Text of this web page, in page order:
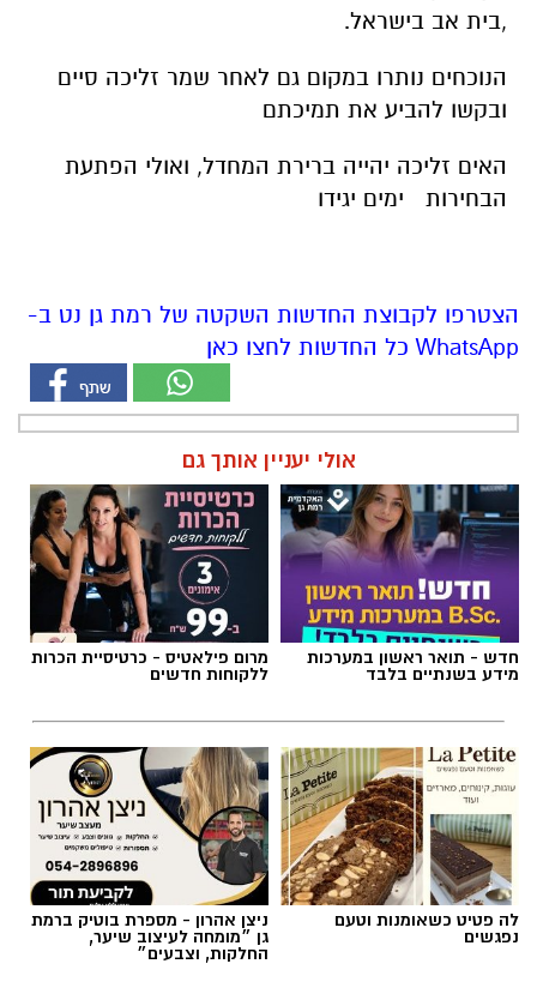
,בית אב בישראל.
הנוכחים נותרו במקום גם לאחר שמר זליכה סיים
ובקשו להביע את תמיכתם
האים זליכה יהייה ברירת המחדל, ואולי הפתעת
הבחירות ימים יגידו
הצטרפו לקבוצת החדשות השקטה של רמת גן נט ב-
WhatsApp כל החדשות לחצו כאן
אולי יעניין אותך גם
חדש - תואר ראשון במערכות
מידע בשנתיים בלבד
מרום פילאטיס - כרטיסיית הכרות
ללקוחות חדשים
לה פטיט כשאומנות וטעם
נפגשים
ניצן אהרון - מספרת בוטיק ברמת
גן ״מומחה לעיצוב שיער,
החלקות, וצבעים״